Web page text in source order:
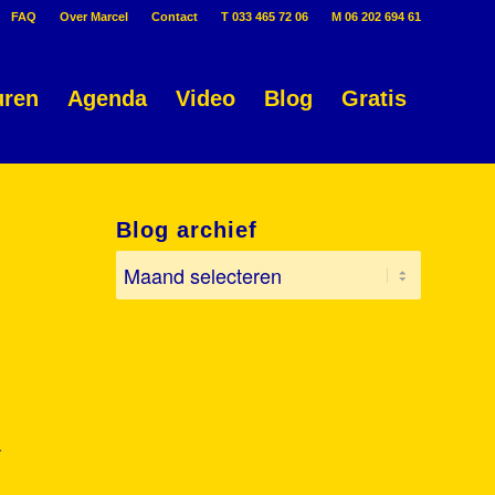
FAQ Over Marcel Contact T 033 465 72 06 M 06 202 694 61
Agenda Video Blog Gratis
Blog archief